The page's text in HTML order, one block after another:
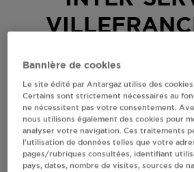
PROMENADE DU
12430VILLEFRANCHE
Revendeur de
S'Y RENDRE
Bannière de cookies
Le site édité par Antargaz utilise des
Certains sont strictement nécessaires au
ne nécessitent pas votre consentement.
nous utilisons également des cookies pour
analyser votre navigation. Ces traitements
l’utilisation de données telles que votre
pages/rubriques consultées, identifiant
pays, dates, nombre de visites, sources de